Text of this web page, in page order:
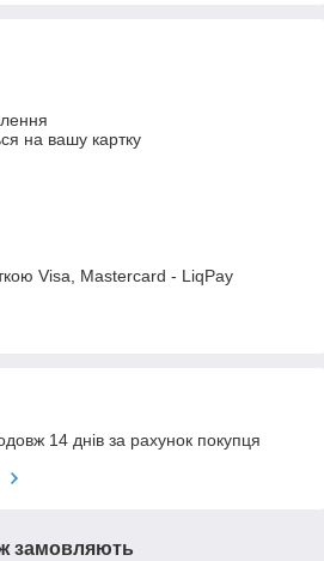
на вашу картку
Visa, Mastercard - LiqPay
14 днів за рахунок покупця
замовляють